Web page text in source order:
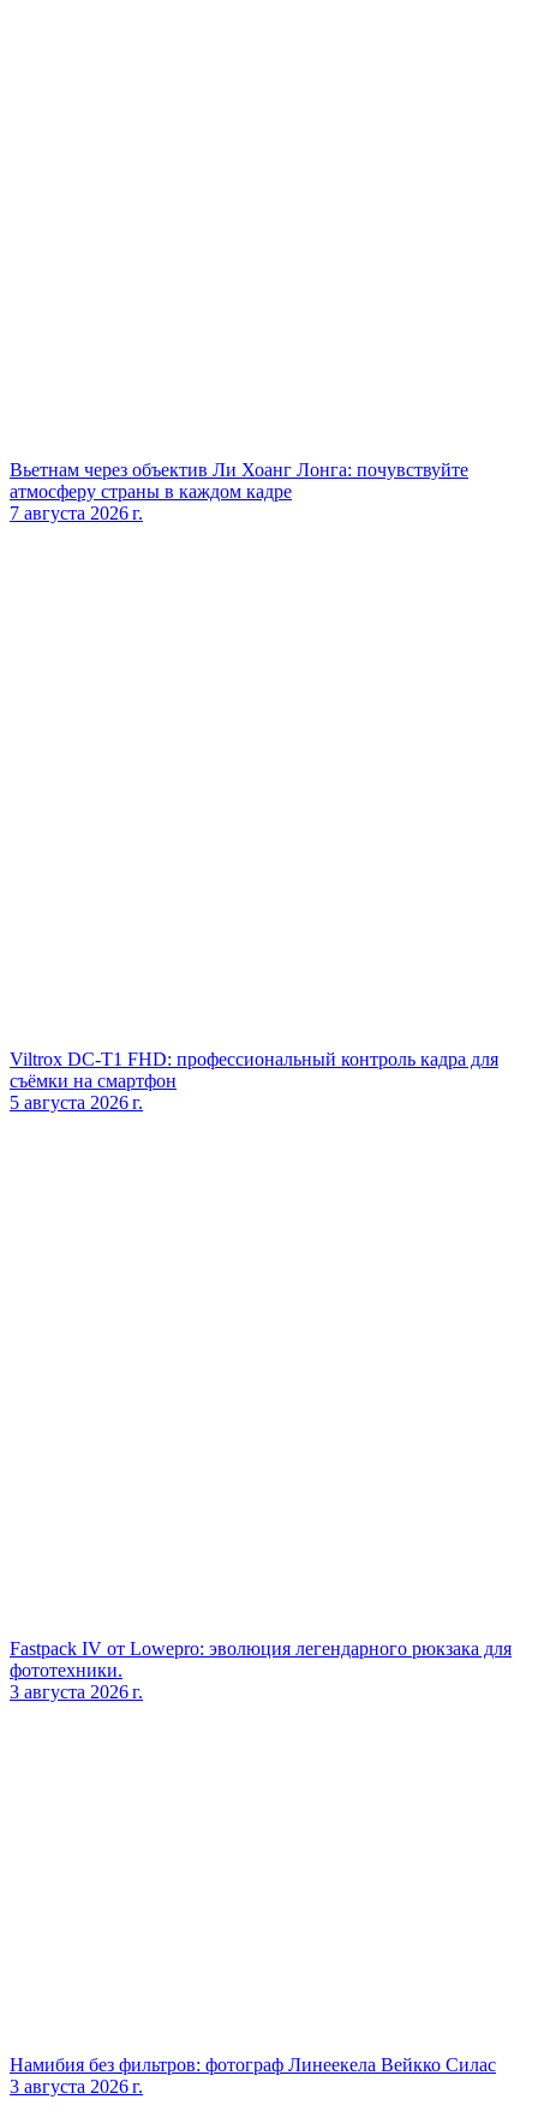
Вьетнам через объектив Ли Хоанг Лонга: почувствуйте
атмосферу страны в каждом кадре
7 августа 2026 г.
Viltrox DC‑T1 FHD: профессиональный контроль кадра для
съёмки на смартфон
5 августа 2026 г.
Fastpack IV от Lowepro: эволюция легендарного рюкзака для
фототехники.
3 августа 2026 г.
Намибия без фильтров: фотограф Линеекела Вейкко Силас
3 августа 2026 г.